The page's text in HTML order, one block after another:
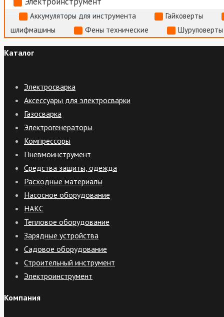
Аккумуляторы для инструмента
Гайковерты
шлифмашины
Фены технические
Каталог
Электросварка
Аксессуары для электросварки
Газосварка
Электрогенераторы
Компрессоры
Пневмоинструмент
Средства защиты, одежда
Расходные материалы
Насосное оборудование
НАКС
Тепловое оборудование
Зарядные устройства
Садовое оборудование
Строительный инструмент
Электроинструмент
Компания